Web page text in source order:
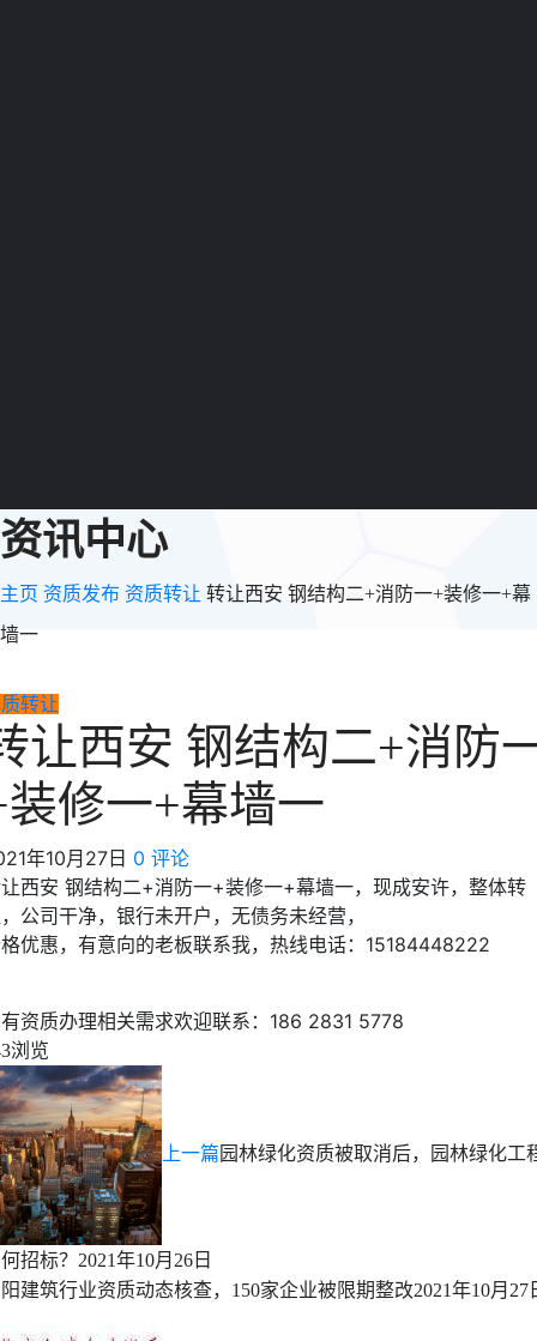
资讯中心
主页 资质发布 资质转让 转让西安 钢结构二+消防一+装修一+幕
墙一
转让
让西安 钢结构二+消防
修一+幕墙一
年10月27日 0 评论
西安 钢结构二+消防一+装修一+幕墙一，现成安许，整体转
公司干净，银行未开户，无债务未经营，
优惠，有意向的老板联系我，热线电话：15184448222
资质办理相关需求欢迎联系：186 2831 5778
浏览
上一篇 园林绿化资质被取消后，园林绿化工
招标？ 2021年10月26日
建筑行业资质动态核查，150家企业被限期整改2021年10月27